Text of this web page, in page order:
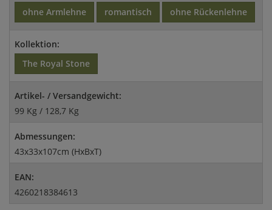
ohne Armlehne
romantisch ohne Rückenlehne
Kollektion:
The Royal Stone
Artikel- / Versandgewicht:
99 Kg / 128,7 Kg
Abmessungen:
43x33x107cm (HxBxT)
EAN:
4260218384613